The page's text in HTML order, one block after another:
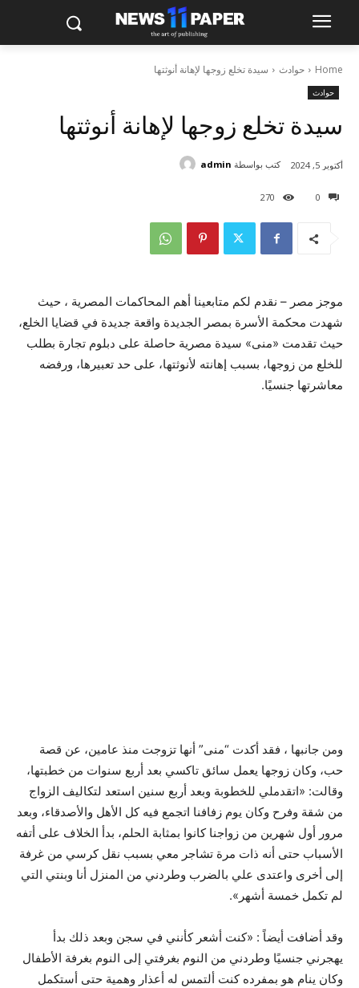
Home حوادث سيدة تخلع زوجها لإهانة أنوثتها
حوادث
سيدة تخلع زوجها لإهانة أنوثتها
0
270
أكتوبر 5, 2024 كتب بواسطة admin
موجز مصر – نقدم لكم متابعينا أهم المحاكمات المصرية ، حيث
شهدت محكمة الأسرة بمصر الجديدة واقعة جديدة في قضايا الخلع،
حيث تقدمت «منى» سيدة مصرية حاصلة على دبلوم تجارة بطلب
للخلع من زوجها، بسبب إهانته لأنوثتها، على حد تعبيرها، ورفضه
معاشرتها جنسيًا.
ومن جانبها ، فقد أكدت “منى” أنها تزوجت منذ عامين، عن قصة
حب، وكان زوجها يعمل سائق تاكسي بعد أربع سنوات من خطبتها،
وقالت: «اتقدملي للخطوبة وبعد أربع سنين استعد لتكاليف الزواج
من شقة وفرح وكان يوم زفافنا اتجمع فيه كل الأهل والأصدقاء، وبعد
مرور أول شهرين من زواجنا كانوا بمثابة الحلم، بدأ الخلاف على أتفه
الأسباب حتى أنه ذات مرة تشاجر معي بسبب نقل كرسي من غرفة
إلى أخرى واعتدى علي بالضرب وطردني من المنزل أنا وبنتي التي
لم تكمل خمسة أشهر».
وقد أضافت أيضاً : «كنت أشعر كأنني في سجن وبعد ذلك بدأ
يهجرني جنسيًا وطردني من النوم بغرفتي إلى النوم بغرفة الأطفال
وكان ينام هو بمفرده كنت ألتمس له أعذار وهمية حتى أستكمل